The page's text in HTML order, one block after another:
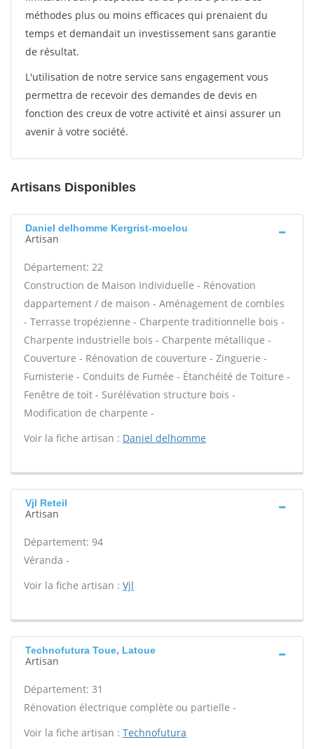
méthodes plus ou moins efficaces qui prenaient du
temps et demandait un investissement sans garantie
de résultat.
L'utilisation de notre service sans engagement vous
permettra de recevoir des demandes de devis en
fonction des creux de votre activité et ainsi assurer un
avenir à votre société.
Artisans Disponibles
Daniel delhomme Kergrist-moelou
Artisan
Département: 22
Construction de Maison Individuelle - Rénovation
dappartement / de maison - Aménagement de combles
- Terrasse tropézienne - Charpente traditionnelle bois -
Charpente industrielle bois - Charpente métallique -
Couverture - Rénovation de couverture - Zinguerie -
Fumisterie - Conduits de Fumée - Étanchéité de Toiture -
Fenêtre de toit - Surélévation structure bois -
Modification de charpente -
Voir la fiche artisan : Daniel delhomme
Vjl Reteil
Artisan
Département: 94
Véranda -
Voir la fiche artisan : Vjl
Technofutura Toue, Latoue
Artisan
Département: 31
Rénovation électrique complète ou partielle -
Voir la fiche artisan : Technofutura